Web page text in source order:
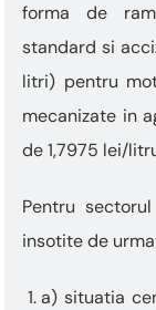
forma de
standard si
litri) pentru
mecanizate in
de 1,7975 lei/
Pentru
insotite de
a) situatia